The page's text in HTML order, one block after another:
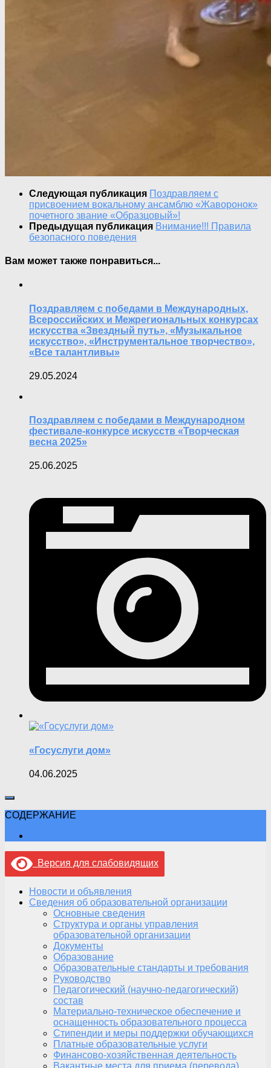
Следующая публикация Поздравляем с
присвоением вокальному ансамблю «Жаворонок»
почетного звание «Образцовый»!
Предыдущая публикация Внимание!!! Правила
безопасного поведения
Вам может также понравиться...
Поздравляем с победами в Международных,
Всероссийских и Межрегиональных конкурсах
искусства «Звездный путь», «Музыкальное
искусство», «Инструментальное творчество»,
«Все талантливы»
29.05.2024
Поздравляем с победами в Международном
фестивале-конкурсе искусств «Творческая
весна 2025»
25.06.2025
«Госуслуги дом»
04.06.2025
СОДЕРЖАНИЕ
Версия для слабовидящих
Новости и объявления
Сведения об образовательной организации
Основные сведения
Структура и органы управления
образовательной организации
Документы
Образование
Образовательные стандарты и требования
Руководство
Педагогический (научно-педагогический)
состав
Материально-техническое обеспечение и
оснащенность образовательного процесса
Стипендии и меры поддержки обучающихся
Платные образовательные услуги
Финансово-хозяйственная деятельность
Вакантные места для приема (перевода)